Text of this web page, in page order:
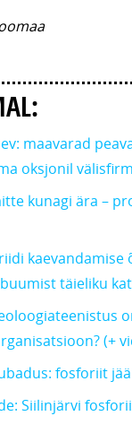
maavarad
oksjonil
kunagi ära –
kaevandamise
täieliku
(+
fosforiit
Siilinjärvi